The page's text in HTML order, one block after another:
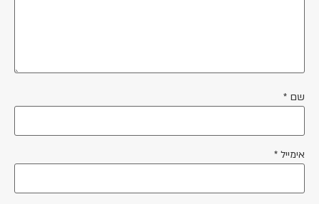
שם *
אימייל *